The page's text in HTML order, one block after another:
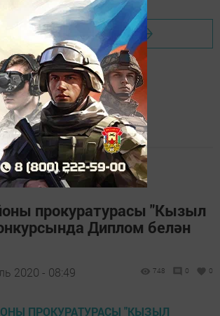
на страницу новости
прокуратурасы "Кызыл
Диплом белән
2020 - 08:49 748 0 0